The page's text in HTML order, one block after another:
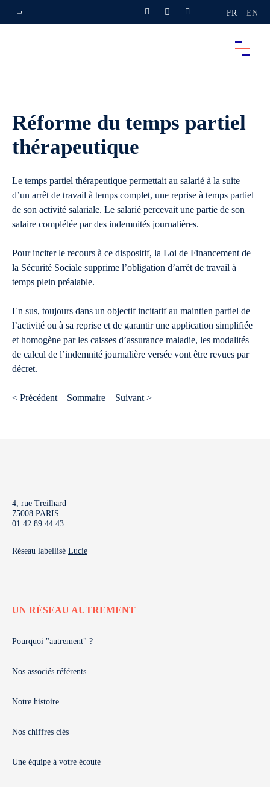
FR EN
Réforme du temps partiel
thérapeutique
Le temps partiel thérapeutique permettait au salarié à la suite
d’un arrêt de travail à temps complet, une reprise à temps partiel
de son activité salariale. Le salarié percevait une partie de son
salaire complétée par des indemnités journalières.
Pour inciter le recours à ce dispositif, la Loi de Financement de
la Sécurité Sociale supprime l’obligation d’arrêt de travail à
temps plein préalable.
En sus, toujours dans un objectif incitatif au maintien partiel de
l’activité ou à sa reprise et de garantir une application simplifiée
et homogène par les caisses d’assurance maladie, les modalités
de calcul de l’indemnité journalière versée vont être revues par
décret.
< Précédent – Sommaire – Suivant >
4, rue Treilhard
75008 PARIS
01 42 89 44 43
Réseau labellisé Lucie
UN RÉSEAU AUTREMENT
Pourquoi "autrement" ?
Nos associés référents
Notre histoire
Nos chiffres clés
Une équipe à votre écoute